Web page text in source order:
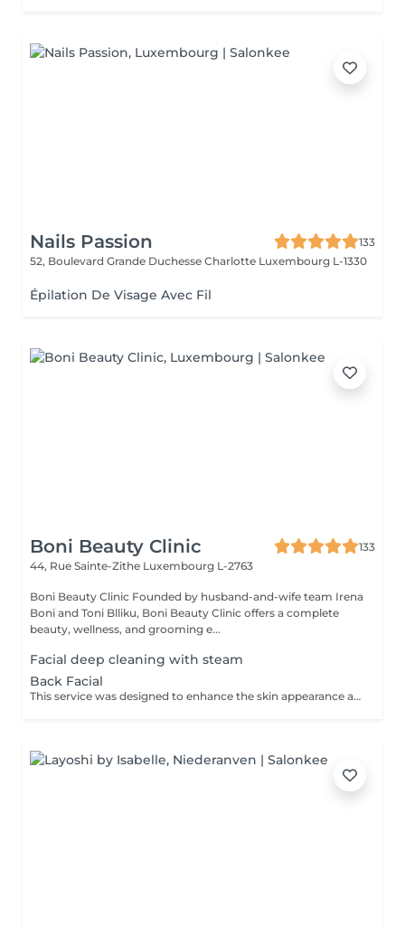
Nails Passion
133
52, Boulevard Grande Duchesse Charlotte Luxembourg L-1330
Épilation De Visage Avec Fil
Boni Beauty Clinic
133
44, Rue Sainte-Zithe Luxembourg L-2763
Boni Beauty Clinic Founded by husband-and-wife team Irena
Boni and Toni Blliku, Boni Beauty Clinic offers a complete
beauty, wellness, and grooming e...
Facial deep cleaning with steam
Back Facial
This service was designed to enhance the skin appearance and focus on any skin concerns that you may have. We start the service with the steam and hot towels cleansing.We follow with a double cleanse to remove all dirt and oil, exfoliation to help remove dead skin build up, extractions as needed, high frequency to kill acne causing bacteria, LED therapy that is customized for your specific skin concerns, a stress releasing back massage with a bacteria balancing mask is also included. We end each service with a toner, serum and moisturizer.